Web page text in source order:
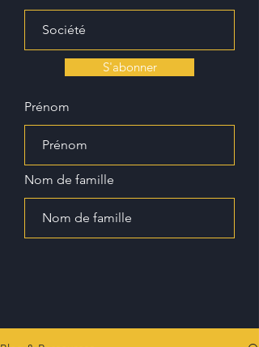
S'abonner
Prénom
Nom de famille